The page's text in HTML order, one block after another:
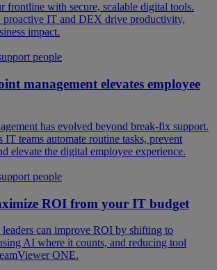
frontline with secure, scalable digital tools.
proactive IT and DEX drive productivity,
impact.
people
management elevates employee
has evolved beyond break-fix support.
IT teams automate routine tasks, prevent
elevate the digital employee experience.
people
ROI from your IT budget
can improve ROI by shifting to
AI where it counts, and reducing tool
ONE.